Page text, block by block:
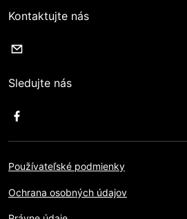
Kontaktujte nás
Sledujte nás
Používateľské podmienky
Ochrana osobných údajov